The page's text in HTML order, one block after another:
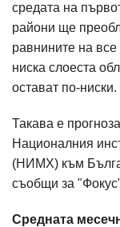
средата на
райони ще
равнините на
ниска слоеста
остават по-ниски.
Такава е
Националния
(НИМХ) към
съобщи за
Средната